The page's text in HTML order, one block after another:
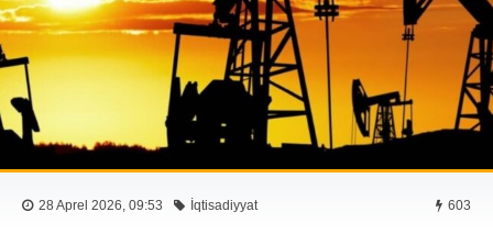
28 Aprel 2026, 09:53 İqtisadiyyat 603